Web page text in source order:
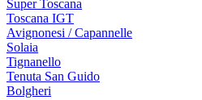
Super Toscana
Toscana IGT
Avignonesi / Capannelle
Solaia
Tignanello
Tenuta San Guido
Bolgheri